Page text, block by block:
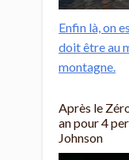
Enfin là, on
doit être au
montagne.
Après le
an pour 4
Johnson